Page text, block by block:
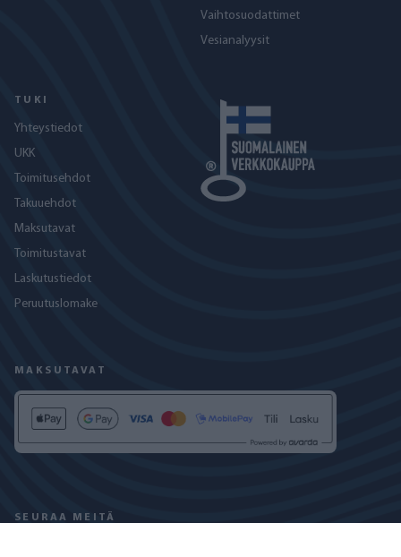
Vaihtosuodattimet
Vesianalyysit
TUKI
Yhteystiedot
UKK
Toimitusehdot
Takuuehdot
Maksutavat
Toimitustavat
Laskutustiedot
Peruutuslomake
MAKSUTAVAT
SEURAA MEITÄ